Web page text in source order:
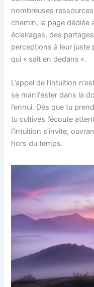
nombreuses
chemin, la page dédiée
éclairages, des
perceptions à leur juste
qui « sait en dedans ».
L’appel de l’intuition
se manifester dans la
l’ennui. Dès que tu
tu cultives l’écoute
l’intuition s’invite,
hors du temps.